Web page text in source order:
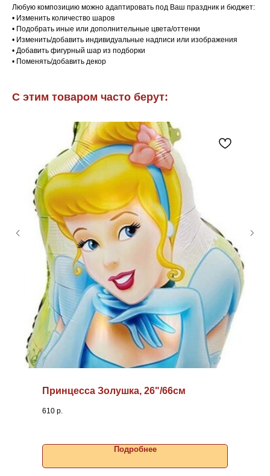
Любую композицию можно адаптировать под Ваш праздник и бюджет:
• Изменить количество шаров
• Подобрать иные или дополнительные цвета/оттенки
• Изменить/добавить индивидуальные надписи или изображения
• Добавить фигурный шар из подборки
• Поменять/добавить декор
С этим товаром часто берут:
Принцесса Золушка, 26"/66см
610 р.
Подробнее